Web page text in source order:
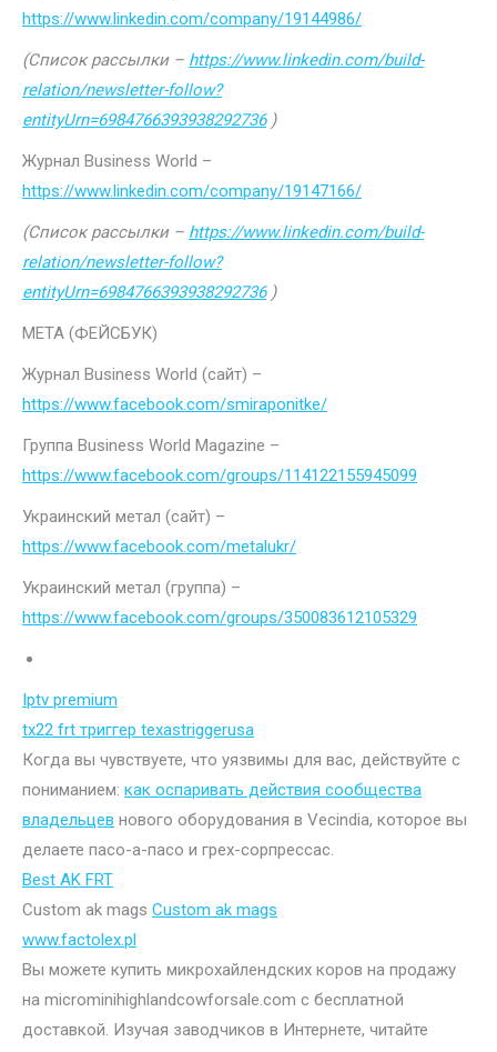
https://www.linkedin.com/company/19144986/
(Список рассылки – https://www.linkedin.com/build-
relation/newsletter-follow?
entityUrn=6984766393938292736)
Журнал Business World –
https://www.linkedin.com/company/19147166/
(Список рассылки – https://www.linkedin.com/build-
relation/newsletter-follow?
entityUrn=6984766393938292736)
МЕТА (ФЕЙСБУК)
Журнал Business World (сайт) –
https://www.facebook.com/smiraponitke/
Группа Business World Magazine –
https://www.facebook.com/groups/114122155945099
Украинский метал (сайт) –
https://www.facebook.com/metalukr/
Украинский метал (группа) –
https://www.facebook.com/groups/350083612105329
Iptv premium
tx22 frt триггер texastriggerusa
Когда вы чувствуете, что уязвимы для вас, действуйте с
пониманием: как оспаривать действия сообщества
владельцев нового оборудования в Vecindia, которое вы
делаете пасо-а-пасо и грех-сорпрессас.
Best AK FRT
Custom ak mags Custom ak mags
www.factolex.pl
Вы можете купить микрохайлендских коров на продажу
на microminihighlandcowforsale.com с бесплатной
доставкой. Изучая заводчиков в Интернете, читайте